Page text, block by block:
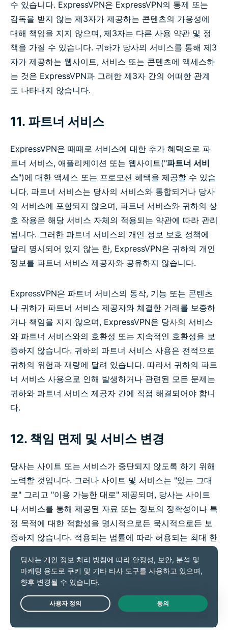
수 있습니다. ExpressVPN은 ExpressVPN의 통제 또는
감독을 받지 않는 제3자가 제공하는 콘텐츠의 가용성에
대해 책임을 지지 않으며, 제3자는 다른 사용 약관 및 정
책을 가질 수 있습니다. 귀하가 당사의 서비스를 통해 제3
자가 제공하는 웹사이트, 서비스 또는 콘텐츠에 액세스하
는 것은 ExpressVPN과 그러한 제3자 간의 어떠한 관계
도 나타내지 않습니다.
11. 파트너 서비스
ExpressVPN은 때때로 서비스에 대한 추가 혜택으로 파
트너 서비스, 애플리케이션 또는 웹사이트("파트너 서비
스")에 대한 액세스 또는 프로모션 혜택을 제공할 수 있습
니다. 파트너 서비스는 당사의 서비스와 통합되거나 당사
의 서비스에 포함되지 않으며, 파트너 서비스와 귀하의 상
호 작용은 해당 서비스 자체의 적용되는 약관에 따라 관리
됩니다. 그러한 파트너 서비스의 개인 정보 보호 정책에
달리 명시되어 있지 않는 한, ExpressVPN은 귀하의 개인
정보를 파트너 서비스 제공자와 공유하지 않습니다.
ExpressVPN은 파트너 서비스의 동작, 기능 또는 콘텐츠
나 귀하가 파트너 서비스 제공자와 체결한 거래를 보증하
거나 책임을 지지 않으며, ExpressVPN은 당사의 서비스
와 파트너 서비스와의 호환성 또는 지속적인 호환성을 보
증하지 않습니다. 귀하의 파트너 서비스 사용은 전적으로
귀하의 위험과 재량에 달려 있습니다. 따라서 귀하의 파트
너 서비스 사용으로 인해 발생하거나 관련된 모든 문제는
귀하와 파트너 서비스 제공자 간에 직접 해결되어야 합니
다.
12. 책임 면제 및 서비스 변경
당사는 사이트 또는 서비스가 중단되지 않도록 하기 위해
노력할 것입니다. 그러나 사이트 및 서비스는 "있는 그대
로" 그리고 "이용 가능한 대로" 제공되며, 당사는 사이트
나 서비스를 통해 제공된 자료 또는 정보의 정확성이나 특
정 목적에 대한 적합성을 명시적으로든 묵시적으로든 보
증하지 않습니다. 적용되는 법률에 따라 허용되는 최대 한
도 내에서 당사는 상품성 또는 특정 목적에 대한 적합성
또는 비침해를 포함하되 이에 국한되지 않고 명시적이든
묵시적이든 모든 종류의 보증을 명시적으로 부인합니다.
당사는 서비스가 귀하의 요구 사항을 충족하거나, 중단되
지 않거나, 시기 적절하거나, 안전하거나, 오류가 없거나,
결함이 있는 경우 수정될 것임을 보증하지 않습니다. 귀하
Live Chat